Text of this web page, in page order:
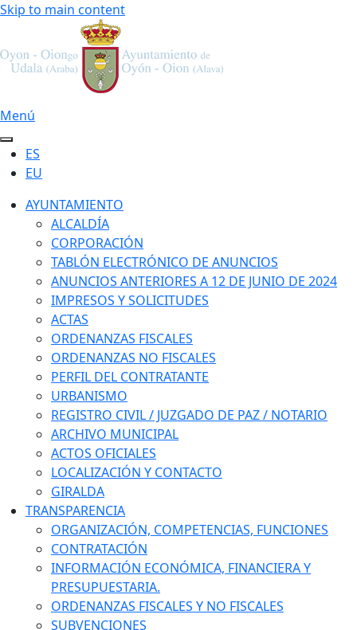
Skip to main content
Menú
ES
EU
AYUNTAMIENTO
ALCALDÍA
CORPORACIÓN
TABLÓN ELECTRÓNICO DE ANUNCIOS
ANUNCIOS ANTERIORES A 12 DE JUNIO DE 2024
IMPRESOS Y SOLICITUDES
ACTAS
ORDENANZAS FISCALES
ORDENANZAS NO FISCALES
PERFIL DEL CONTRATANTE
URBANISMO
REGISTRO CIVIL / JUZGADO DE PAZ / NOTARIO
ARCHIVO MUNICIPAL
ACTOS OFICIALES
LOCALIZACIÓN Y CONTACTO
GIRALDA
TRANSPARENCIA
ORGANIZACIÓN, COMPETENCIAS, FUNCIONES
CONTRATACIÓN
INFORMACIÓN ECONÓMICA, FINANCIERA Y
PRESUPUESTARIA.
ORDENANZAS FISCALES Y NO FISCALES
SUBVENCIONES